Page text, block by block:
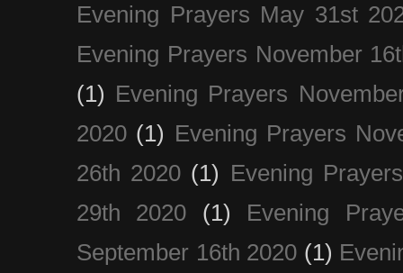
Evening Prayers May 31st
Evening Prayers November
(1) Evening Prayers
2020 (1) Evening Prayers
26th 2020 (1) Evening
29th 2020
(1)
Evening
September 16th 2020 (1)